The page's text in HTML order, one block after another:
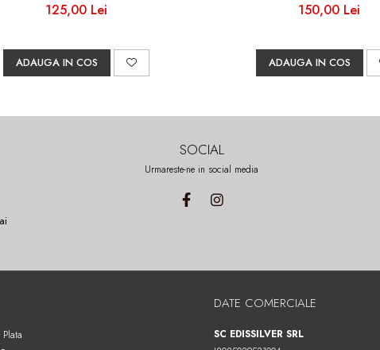
125,00 Lei
ADAUGA IN COS
150,00 Lei
ADAUGA IN COS
SOCIAL
Urmareste-ne in social media
DATE COMERCIALE
SC EDISSILVER SRL